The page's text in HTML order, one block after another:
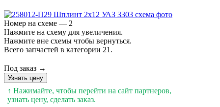
Номер на схеме — 2
Нажмите на схему для увеличения.
Нажмите вне схемы чтобы вернуться.
Всего запчастей в категории 21.
Под заказ →
Узнать цену
↑ Нажимайте, чтобы перейти на сайт партнеров,
узнать цену, сделать заказ.